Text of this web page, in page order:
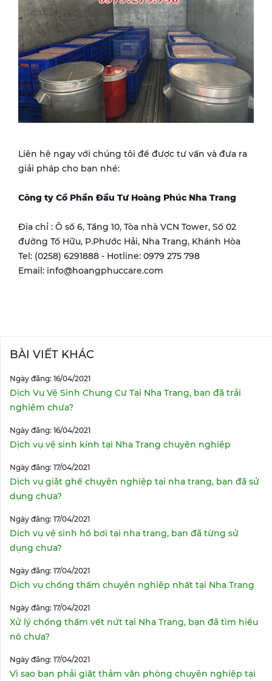
Liên hệ ngay với chúng tôi để được tư vấn và đưa ra
giải pháp cho bạn nhé:
Công ty Cổ Phần Đầu Tư Hoàng Phúc Nha Trang
Địa chỉ : Ô số 6, Tầng 10, Tòa nhà VCN Tower, Số 02
đường Tố Hữu, P.Phước Hải, Nha Trang, Khánh Hòa
Tel: (0258) 6291888 - Hotline: 0979 275 798
Email: info@hoangphuccare.com
BÀI VIẾT KHÁC
Ngày đăng: 16/04/2021
Dịch Vụ Vệ Sinh Chung Cư Tại Nha Trang, bạn đã trải
nghiệm chưa?
Ngày đăng: 16/04/2021
Dịch vụ vệ sinh kính tại Nha Trang chuyên nghiệp
Ngày đăng: 17/04/2021
Dịch vụ giặt ghế chuyên nghiệp tại nha trang, bạn đã sử
dụng chưa?
Ngày đăng: 17/04/2021
Dịch vụ vệ sinh hồ bơi tại nha trang, bạn đã từng sử
dụng chưa?
Ngày đăng: 17/04/2021
Dịch vụ chống thấm chuyên nghiệp nhất tại Nha Trang
Ngày đăng: 17/04/2021
Xử lý chống thấm vết nứt tại Nha Trang, bạn đã tìm hiểu
nó chưa?
Ngày đăng: 17/04/2021
Vì sao bạn phải giặt thảm văn phòng chuyên nghiệp tại